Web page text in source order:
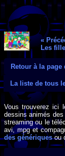
«
Les
Retour à la
La liste de tous
Vous trouverez ici
dessins animés
streaming ou le
avi, mpg et
des génériquesou